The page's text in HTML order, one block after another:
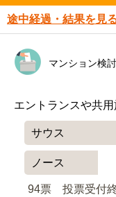
途中経過・結果を見
マンション検
エントランスや共
サウス
ノース
94票 投票受付